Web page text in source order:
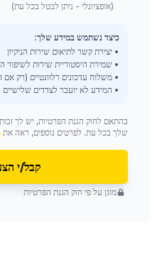
(אופציונלי - ניתן לבטל בכל עת)
כיצד נשתמש במידע שלך:
• יצירת קשר לתיאום שירות הניקיון
• שמירת היסטוריית שירות לשיפור
• משלוח עדכונים רלוונטיים (רק
• המידע לא יועבר לצדדים
בהתאם לחוק הגנת הפרטיות, יש לך
שלך בכל עת. לפרטים נוספים, ראה את
קבל/י
מוגן על פי חוק הגנת הפרטיות